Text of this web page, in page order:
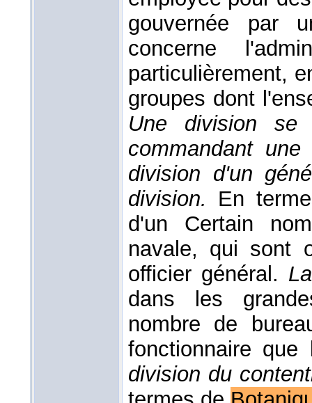
gouvernée par
concerne
particulièrement,
groupes dont
Une division se
commandant
division d'un
division. En
d'un Certain
navale, qui sont
officier général.
dans les
nombre de
fonctionnaire
division du